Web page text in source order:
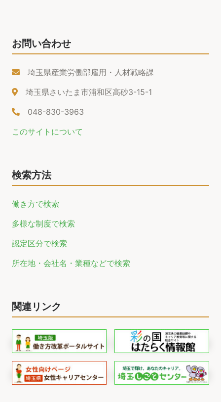
お問い合わせ
埼玉県産業労働部雇用・人材戦略課
埼玉県さいたま市浦和区高砂3-15-1
048-830-3963
このサイトについて
検索方法
働き方で検索
多様な制度で検索
認定区分で検索
所在地・会社名・業種などで検索
関連リンク